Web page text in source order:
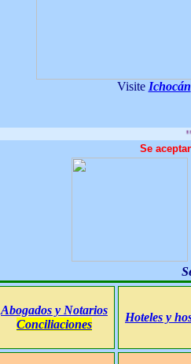
Visite Ichocán
"¡Feliz Día
Se
Abogados y Notarios
Conciliaciones
Hoteles y